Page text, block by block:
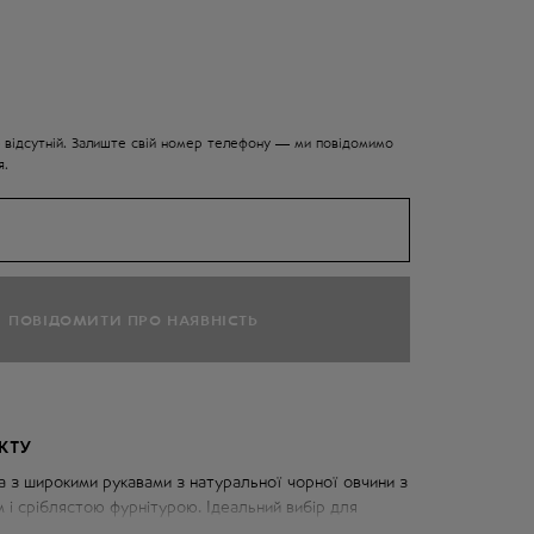
Залиште свій номер телефону — ми повідомимо
ПОВІДОМИТИ ПРО НАЯВНІСТЬ
з широкими рукавами з натуральної чорної овчини з
сріблястою фурнітурою. Ідеальний вибір для